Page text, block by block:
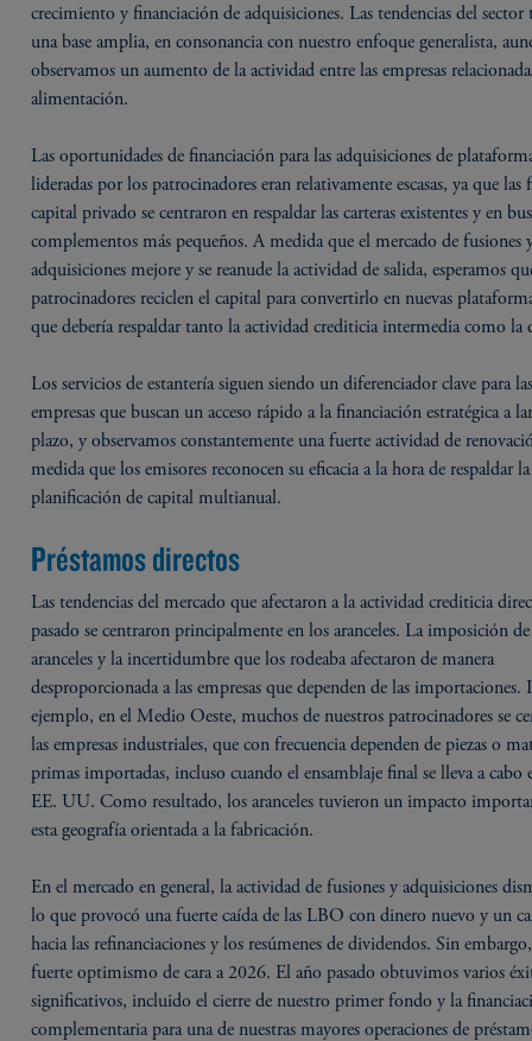
crecimiento y financiación de adquisiciones. Las tendencias del sector
una base amplia, en consonancia con nuestro enfoque generalista,
observamos un aumento de la actividad entre las empresas
alimentación.
Las oportunidades de financiación para las adquisiciones de
lideradas por los patrocinadores eran relativamente escasas, ya que las
capital privado se centraron en respaldar las carteras existentes y en
complementos más pequeños. A medida que el mercado de fusiones
adquisiciones mejore y se reanude la actividad de salida, esperamos
patrocinadores reciclen el capital para convertirlo en nuevas
que debería respaldar tanto la actividad crediticia intermedia como la
Los servicios de estantería siguen siendo un diferenciador clave para
empresas que buscan un acceso rápido a la financiación estratégica a
plazo, y observamos constantemente una fuerte actividad de
medida que los emisores reconocen su eficacia a la hora de respaldar la
planificación de capital multianual.
Préstamos directos
Las tendencias del mercado que afectaron a la actividad crediticia
pasado se centraron principalmente en los aranceles. La imposición de
aranceles y la incertidumbre que los rodeaba afectaron de manera
desproporcionada a las empresas que dependen de las importaciones.
ejemplo, en el Medio Oeste, muchos de nuestros patrocinadores se
las empresas industriales, que con frecuencia dependen de piezas o
primas importadas, incluso cuando el ensamblaje final se lleva a cabo
EE. UU. Como resultado, los aranceles tuvieron un impacto
esta geografía orientada a la fabricación.
En el mercado en general, la actividad de fusiones y adquisiciones
lo que provocó una fuerte caída de las LBO con dinero nuevo y un
hacia las refinanciaciones y los resúmenes de dividendos. Sin
fuerte optimismo de cara a 2026. El año pasado obtuvimos varios
significativos, incluido el cierre de nuestro primer fondo y la
complementaria para una de nuestras mayores operaciones de